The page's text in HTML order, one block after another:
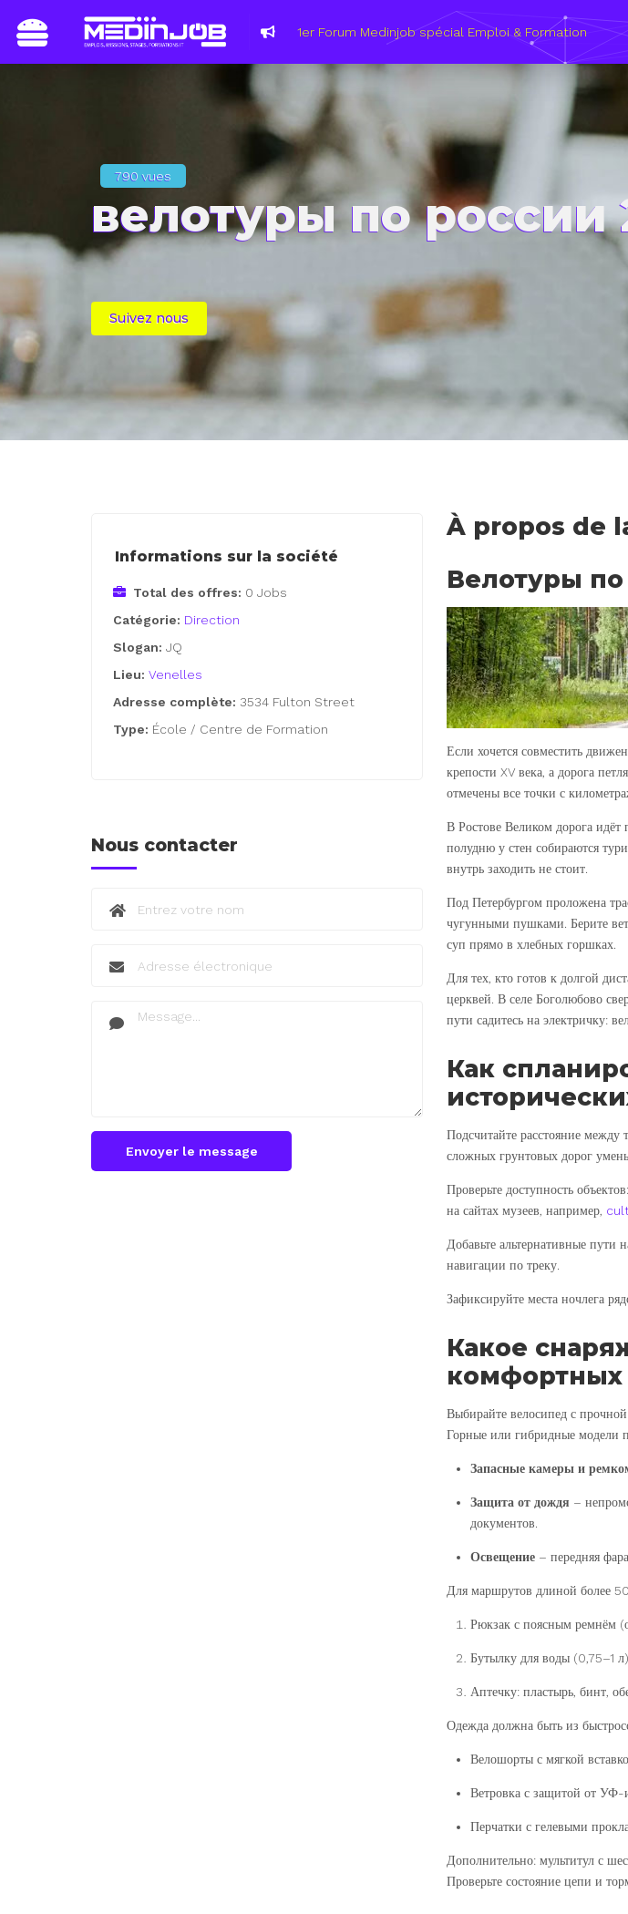
Du 8 au 11 mars 2021, le Wagon Marseille
790 vues
велотуры по россии
Suivez nous
À propos de
Велотуры
Если хочется совместить
крепости XV века, а дорога
отмечены все точки с
В Ростове Великом дорога
полудню у стен собираются
внутрь заходить не стоит.
Под Петербургом проложена
чугунными пушками. Берите
суп прямо в хлебных горшках.
Для тех, кто готов к долгой
церквей. В селе Боголюбово
пути садитесь на электричку:
Как
Подсчитайте расстояние
сложных грунтовых дорог
Проверьте доступность
на сайтах музеев, например,
Добавьте альтернативные
навигации по треку.
Зафиксируйте места ночлега
Какое
комфортных
Выбирайте велосипед с
Горные или гибридные модели
Запасные камеры и
Защита от дождя –
документов.
Освещение – передняя
Для маршрутов длиной более
Рюкзак с поясным ремнём
Бутылку для воды (0,75–1
Аптечку: пластырь, бинт,
Одежда должна быть из
Велошорты с мягкой
Ветровка с защитой от УФ-
Перчатки с гелевыми
Дополнительно: мультитул с
Проверьте состояние цепи и
Informations sur la société
Total des offres: 0 Jobs
Catégorie: Direction
Slogan:JQ
Lieu:Venelles
Adresse complète: 3534 Fulton Street
Type: École / Centre de Formation
Nous contacter
Envoyer le message